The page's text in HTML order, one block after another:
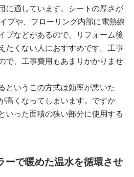
に適しています。シートの厚さが
プや、フローリング内部に電熱線
プなどがあるので、リフォーム後
たくない人におすすめです。工事
で、工事費用もあまりかかりませ
というこの方式は効率が悪いた
高くなってしまいます。ですか
いった面積の狭い部分に使用する
ーで暖めた温水を循環させ